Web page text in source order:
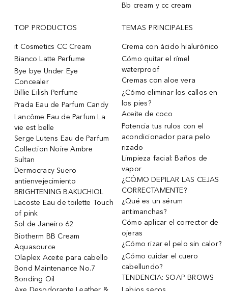
Bb cream y cc cream
TOP PRODUCTOS
it Cosmetics CC Cream
Bianco Latte Perfume
Bye bye Under Eye
Concealer
Billie Eilish Perfume
Prada Eau de Parfum Candy
Lancôme Eau de Parfum La
vie est belle
Serge Lutens Eau de Parfum
Collection Noire Ambre
Sultan
Dermocracy Suero
antienvejecimiento
BRIGHTENING BAKUCHIOL
Lacoste Eau de toilette Touch
of pink
Sol de Janeiro 62
Biotherm BB Cream
Aquasource
Olaplex Aceite para cabello
Bond Maintenance No.7
Bonding Oil
TEMAS PRINCIPALES
Crema con ácido hialurónico
Cómo quitar el rímel
waterproof
Cremas con aloe vera
¿Cómo eliminar los callos en
los pies?
Aceite de coco
Potencia tus rulos con el
acondicionador para pelo
rizado
Limpieza facial: Baños de
vapor
¿CÓMO DEPILAR LAS CEJAS
CORRECTAMENTE?
¿Qué es un sérum
antimanchas?
Cómo aplicar el corrector de
ojeras
¿Cómo rizar el pelo sin calor?
¿Cómo cuidar el cuero
cabellundo?
TENDENCIA: SOAP BROWS